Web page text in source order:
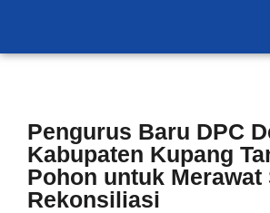
Pengurus Baru DPC
Kabupaten Kupang
Pohon untuk
Rekonsiliasi